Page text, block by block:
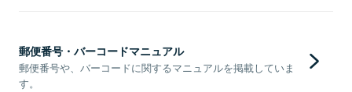
郵便番号・バーコードマニュアル
郵便番号や、バーコードに関するマニュアルを掲載していま
す。